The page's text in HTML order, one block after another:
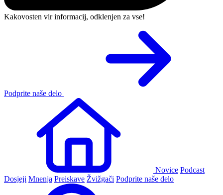
Kakovosten vir informacij, odklenjen za vse!
Podprite naše delo
Novice Podcast
Dosjeji Mnenja Preiskave Žvižgači Podprite naše delo